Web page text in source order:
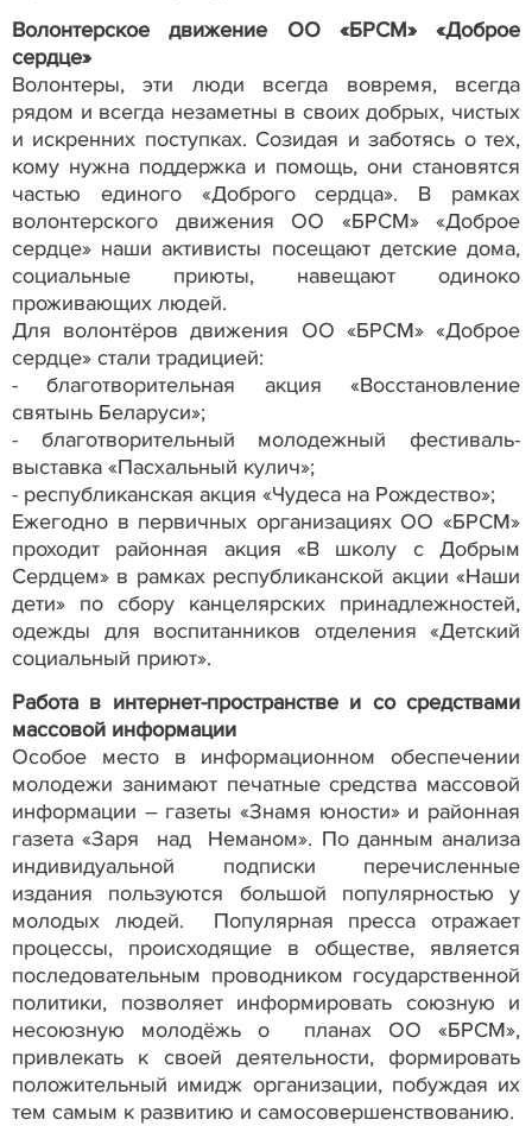
Волонтерское движение ОО «БРСМ» «Доброе
сердце»
Волонтеры, эти люди всегда вовремя, всегда
рядом и всегда незаметны в своих добрых, чистых
и искренних поступках. Созидая и заботясь о тех,
кому нужна поддержка и помощь, они становятся
частью единого «Доброго сердца». В рамках
волонтерского движения ОО «БРСМ» «Доброе
сердце» наши активисты посещают детские дома,
социальные приюты, навещают одиноко
проживающих людей.
Для волонтёров движения ОО «БРСМ» «Доброе
сердце» стали традицией:
- благотворительная акция «Восстановление
святынь Беларуси»;
- благотворительный молодежный фестиваль-
выставка «Пасхальный кулич»;
- республиканская акция «Чудеса на Рождество»;
Ежегодно в первичных организациях ОО «БРСМ»
проходит районная акция «В школу с Добрым
Сердцем» в рамках республиканской акции «Наши
дети» по сбору канцелярских принадлежностей,
одежды для воспитанников отделения «Детский
социальный приют».
Работа в интернет-пространстве и со средствами
массовой информации
Особое место в информационном обеспечении
молодежи занимают печатные средства массовой
информации – газеты «Знамя юности» и районная
газета «Заря над Неманом». По данным анализа
индивидуальной подписки перечисленные
издания пользуются большой популярностью у
молодых людей. Популярная пресса отражает
процессы, происходящие в обществе, является
последовательным проводником государственной
политики, позволяет информировать союзную и
несоюзную молодёжь о планах ОО «БРСМ»,
привлекать к своей деятельности, формировать
положительный имидж организации, побуждая их
тем самым к развитию и самосовершенствованию.